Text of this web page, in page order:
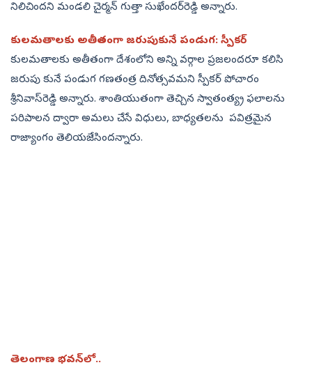
నిలిచిందని మండలి చైర్మన్‌ గుత్తా సుఖేందర్‌రెడ్డి అన్నారు.
కులమతాలకు అతీతంగా జరుపుకునే పండుగ: స్పీకర్‌
కులమతాలకు అతీతంగా దేశంలోని అన్ని వర్గాల ప్రజలందరూ కలిసి
జరుపు కునే పండుగ గణతంత్ర దినోత్సవమని స్పీకర్‌ పోచారం
శ్రీనివాస్‌రెడ్డి అన్నారు. శాంతియుతంగా తెచ్చిన స్వాతంత్య్ర ఫలాలను
పరిపాలన ద్వారా అమలు చేసే విధులు, బాధ్యతలను పవిత్రమైన
రాజ్యాంగం తెలియజేసిందన్నారు.
తెలంగాణ భవన్‌లో..